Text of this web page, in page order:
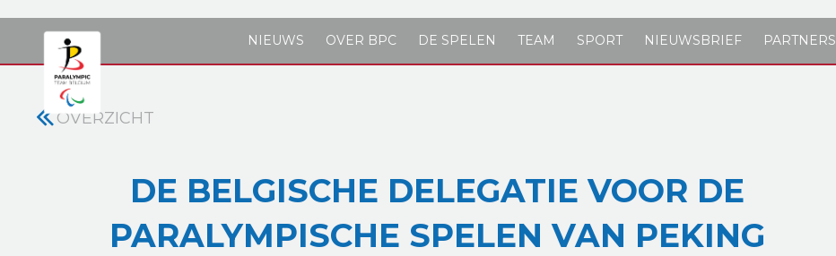
NIEUWS OVER BPC DE SPELEN TEAM SPORT NIEUWSBRIEF PARTNERS
OVERZICHT
DE BELGISCHE DELEGATIE VOOR DE
PARALYMPISCHE SPELEN VAN PEKING